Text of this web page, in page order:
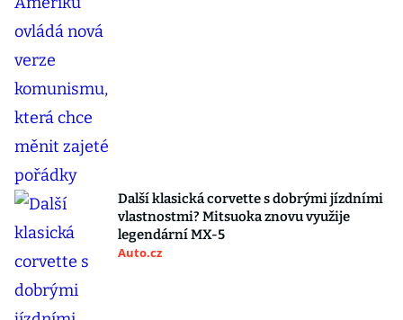
Další klasická corvette s dobrými jízdními
vlastnostmi? Mitsuoka znovu využije
legendární MX-5
Auto.cz